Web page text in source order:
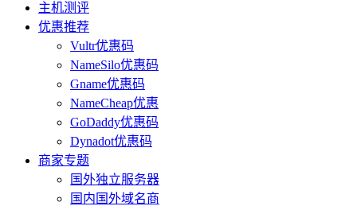
主机测评
优惠推荐
Vultr优惠码
NameSilo优惠码
Gname优惠码
NameCheap优惠
GoDaddy优惠码
Dynadot优惠码
商家专题
国外独立服务器
国内国外域名商